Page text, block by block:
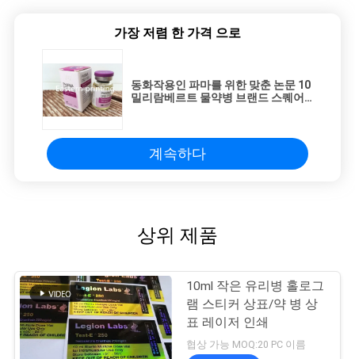
가장 저렴 한 가격 으로
동화작용인 파마를 위한 맞춘 논문 10
밀리람베르트 물약병 브랜드 스퀘어
계속하다
상위 제품
10ml 작은 유리병 홀로그
램 스티커 상표/약 병 상
표 레이저 인쇄
협상 가능 MOQ:20 PC 이름